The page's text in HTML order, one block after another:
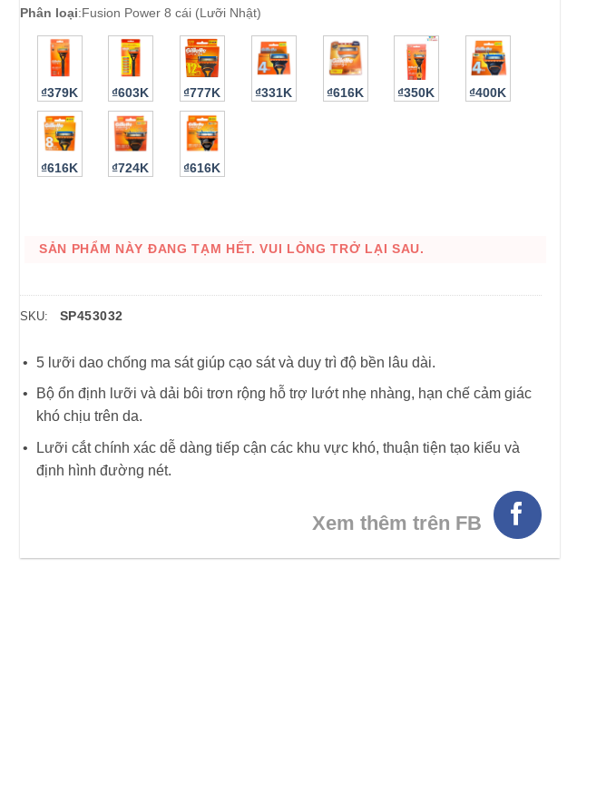
Phân loại:Fusion Power 8 cái (Lưỡi Nhật)
₫379K ₫603K ₫777K ₫331K ₫616K ₫350K ₫400K
₫616K ₫724K ₫616K
SẢN PHẨM NÀY ĐANG TẠM HẾT. VUI LÒNG TRỞ LẠI SAU.
SKU: SP453032
5 lưỡi dao chống ma sát giúp cạo sát và duy trì độ bền lâu dài.
Bộ ổn định lưỡi và dải bôi trơn rộng hỗ trợ lướt nhẹ nhàng, hạn chế cảm giác
khó chịu trên da.
Lưỡi cắt chính xác dễ dàng tiếp cận các khu vực khó, thuận tiện tạo kiểu và
định hình đường nét.
Xem thêm trên FB